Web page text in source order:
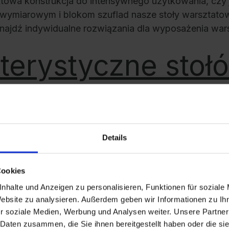
Details
und Anzeigen zu personalisieren, Funktionen für soziale
zu analysieren. Außerdem geben wir Informationen zu
soziale Medien, Werbung und Analysen weiter. Unsere
zusammen, die Sie ihnen bereitgestellt haben oder die
i blokom szuflad nasze stoły
indywidualne rozwiązania dla wyposażenia
firmy C+P
jakości powłoką proszkową nasze stoły
Cylindryczny zamek kluczykowy z dwoma
to na bezpieczne przechowywanie narzędzi
modułową można wyposażyć w szafki z
Są dostępne w wariantach Small, Medium